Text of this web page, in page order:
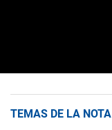
TEMAS DE LA NOTA